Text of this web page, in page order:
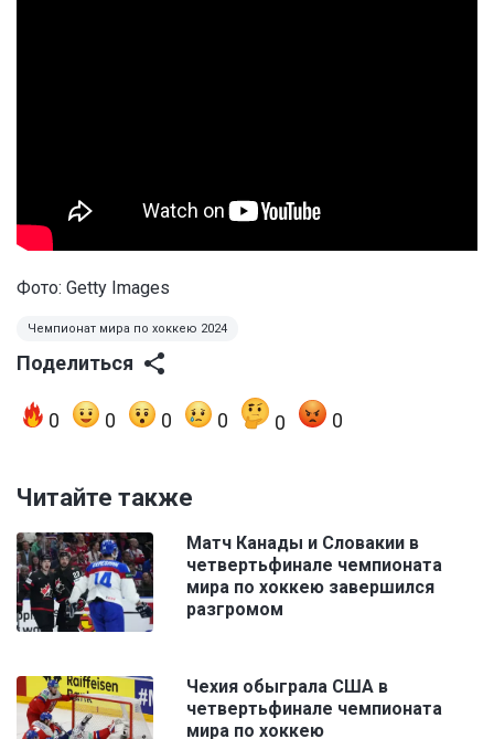
Фото: Getty Images
Чемпионат мира по хоккею 2024
Поделиться
0 0 0 0 0 0
Читайте также
Матч Канады и Словакии в
четвертьфинале чемпионата
мира по хоккею завершился
разгромом
Чехия обыграла США в
четвертьфинале чемпионата
мира по хоккею